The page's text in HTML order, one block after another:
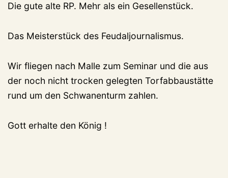
Die gute alte RP. Mehr als ein Gesellenstück.
Das Meisterstück des Feudaljournalismus.
Wir fliegen nach Malle zum Seminar und die aus
der noch nicht trocken gelegten Torfabbaustätte
rund um den Schwanenturm zahlen.
Gott erhalte den König !